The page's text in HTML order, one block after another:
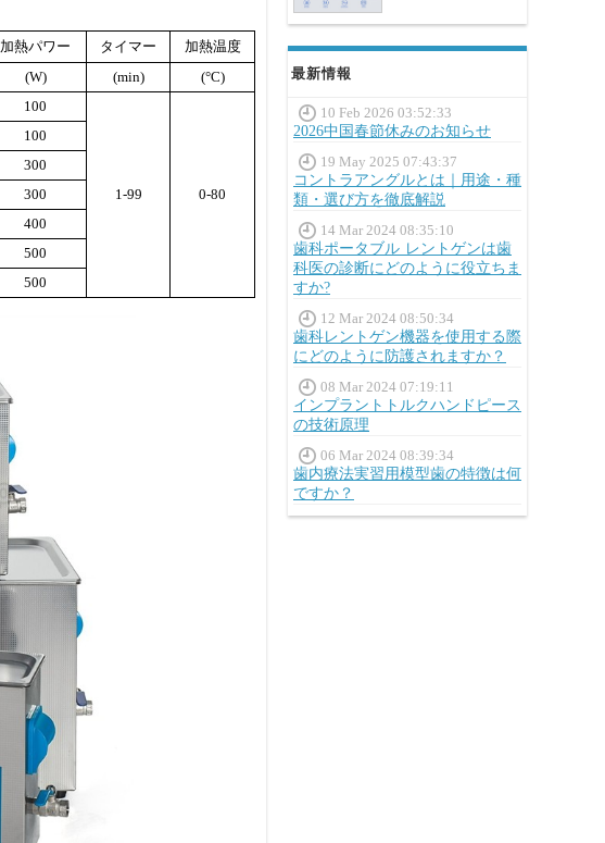
最新情報
10 Feb 2026 03:52:33
2026中国春節休みのお知らせ
19 May 2025 07:43:37
コントラアングルとは｜用途・種
類・選び方を徹底解説
14 Mar 2024 08:35:10
歯科ポータブル レントゲンは歯
科医の診断にどのように役立ちま
すか?
12 Mar 2024 08:50:34
歯科レントゲン機器を使用する際
にどのように防護されますか？
08 Mar 2024 07:19:11
インプラントトルクハンドピース
の技術原理
06 Mar 2024 08:39:34
歯内療法実習用模型歯の特徴は何
ですか？
加熱パワー タイマー
加熱温度
(W) (min)
(°C)
100
1-99 0-80
100
300
300
400
500
500